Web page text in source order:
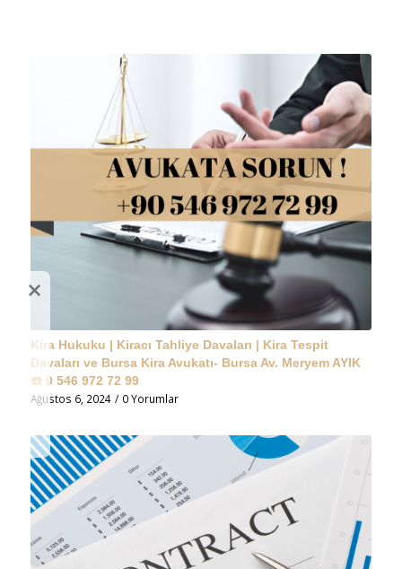
Kira Hukuku | Kiracı Tahliye Davaları | Kira Tespit
Davaları ve Bursa Kira Avukatı- Bursa Av. Meryem AYIK
☎️ 0 546 972 72 99
Ağustos 6, 2024 / 0 Yorumlar